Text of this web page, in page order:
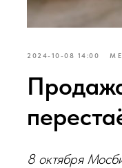
2024-10-08 14:00
8 октября